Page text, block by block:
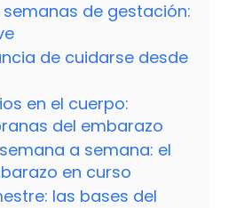
de gestación:
de cuidarse desde
en el cuerpo:
del embarazo
a semana: el
en curso
las bases del